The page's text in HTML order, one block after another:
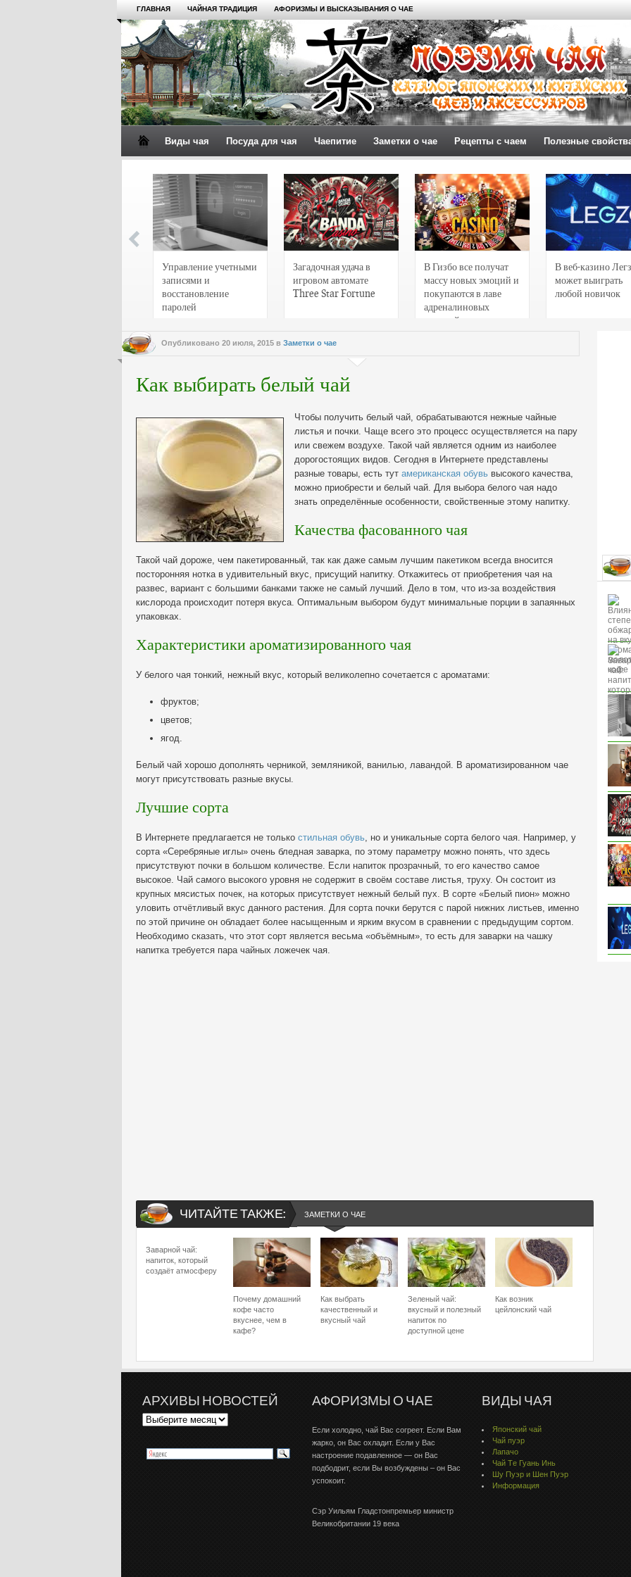
ГЛАВНАЯ ЧАЙНАЯ ТРАДИЦИЯ АФОРИЗМЫ И ВЫСКАЗЫВАНИЯ О ЧАЕ
Виды чая Посуда для чая Чаепитие Заметки о чае Рецепты с чаем Полезные
Управление учетными
записями и
восстановление
паролей
Загадочная удача в
игровом автомате
Three Star Fortune
В Гизбо все получат
массу новых эмоций и
покупаются в лаве
адреналиновых
страстей
В веб-казино
может выиграть
любой новичок
Опубликовано 20 июля, 2015 в Заметки о чае
Как выбирать белый чай
Чтобы получить белый чай, обрабатываются нежные чайные
листья и почки. Чаще всего это процесс осуществляется на пару
или свежем воздухе. Такой чай является одним из наиболее
дорогостоящих видов. Сегодня в Интернете представлены
разные товары, есть тут американская обувь высокого качества,
можно приобрести и белый чай. Для выбора белого чая надо
знать определённые особенности, свойственные этому напитку.
Качества фасованного чая
Такой чай дороже, чем пакетированный, так как даже самым лучшим пакетиком всегда вносится
посторонняя нотка в удивительный вкус, присущий напитку. Откажитесь от приобретения чая на
развес, вариант с большими банками также не самый лучший. Дело в том, что из-за воздействия
кислорода происходит потеря вкуса. Оптимальным выбором будут минимальные порции в запаянных
упаковках.
Характеристики ароматизированного чая
У белого чая тонкий, нежный вкус, который великолепно сочетается с ароматами:
фруктов;
цветов;
ягод.
Белый чай хорошо дополнять черникой, земляникой, ванилью, лавандой. В ароматизированном чае
могут присутствовать разные вкусы.
Лучшие сорта
В Интернете предлагается не только стильная обувь, но и уникальные сорта белого чая. Например, у
сорта «Серебряные иглы» очень бледная заварка, по этому параметру можно понять, что здесь
присутствуют почки в большом количестве. Если напиток прозрачный, то его качество самое
высокое. Чай самого высокого уровня не содержит в своём составе листья, труху. Он состоит из
крупных мясистых почек, на которых присутствует нежный белый пух. В сорте «Белый пион» можно
уловить отчётливый вкус данного растения. Для сорта почки берутся с парой нижних листьев, именно
по этой причине он обладает более насыщенным и ярким вкусом в сравнении с предыдущим сортом.
Необходимо сказать, что этот сорт является весьма «объёмным», то есть для заварки на чашку
напитка требуется пара чайных ложечек чая.
ЧИТАЙТЕ ТАКЖЕ: ЗАМЕТКИ О ЧАЕ
Заварной чай:
напиток, который
создаёт атмосферу
Почему домашний
кофе часто
вкуснее, чем в
кафе?
Как выбрать
качественный и
вкусный чай
Зеленый чай:
вкусный и полезный
напиток по
доступной цене
Как возник
цейлонский чай
АРХИВЫ НОВОСТЕЙ АФОРИЗМЫ О ЧАЕ
Если холодно, чай Вас согреет. Если Вам
жарко, он Вас охладит. Если у Вас
настроение подавленное — он Вас
подбодрит, если Вы возбуждены – он Вас
успокоит.
Сэр Уильям Гладстонпремьер министр
Великобритании 19 века
ВИДЫ ЧАЯ
Японский чай
Чай пуэр
Лапачо
Чай Тe Гуaнь Инь
Шу Пуэр и Шен Пуэр
Информация